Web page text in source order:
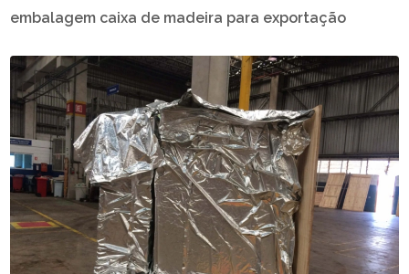
embalagem caixa de madeira para exportação